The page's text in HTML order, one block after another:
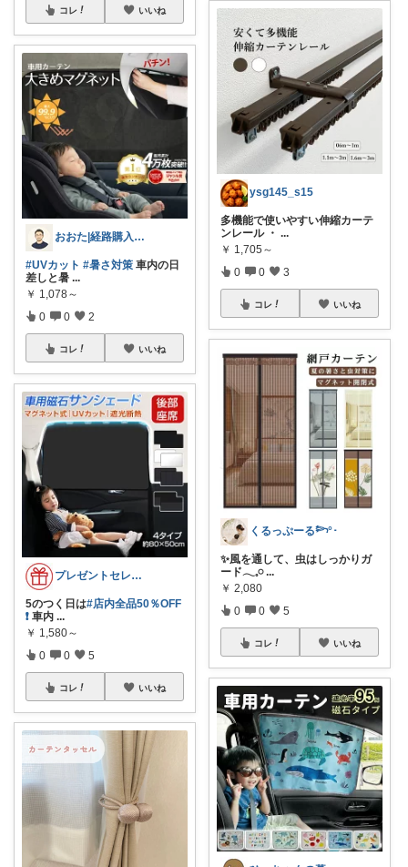
コレ いいね
おおた|経路購入感謝😊
#UVカット #暑さ対策 車内の日
差しと暑 ...
￥ 1,078～
0 0 2
コレ いいね
プレゼントセレクト館024
5のつく日は#店内全品50％OFF
❗ 車内 ...
￥ 1,580～
0 0 5
コレ いいね
ysg145_s15
多機能で使いやすい伸縮カーテ
ンレール ・ ...
￥ 1,705～
0 0 3
コレ いいね
くるっぷーる𓆸°･
✨風を通して、虫はしっかりガ
ード𓂃𓈒𓏸...
￥ 2,080
0 0 5
コレ いいね